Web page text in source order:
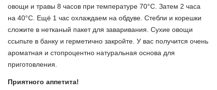
овощи и травы 8 часов при температуре 70°С. Затем 2 часа
на 40°С. Ещё 1 час охлаждаем на обдуве. Стебли и корешки
сложите в нетканый пакет для заваривания. Сухие овощи
ссыпьте в банку и герметично закройте. У вас получится очень
ароматная и стопроцентно натуральная основа для
приготовления.
Приятного аппетита!